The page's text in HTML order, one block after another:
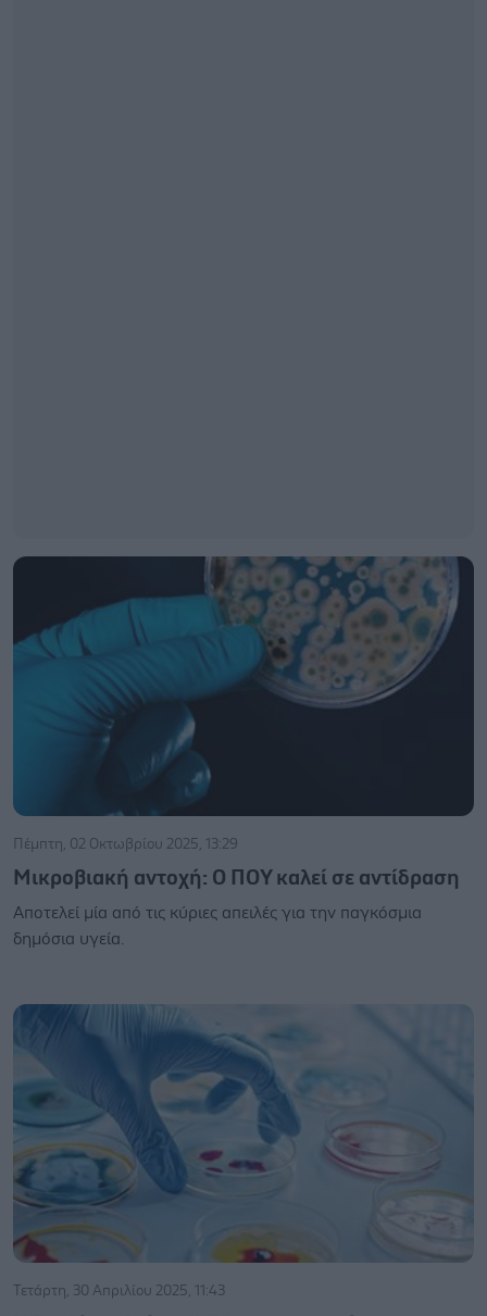
Πέμπτη, 02 Οκτωβρίου 2025, 13:29
Μικροβιακή αντοχή: Ο ΠΟΥ καλεί σε αντίδραση
Αποτελεί μία από τις κύριες απειλές για την παγκόσμια
δημόσια υγεία.
Τετάρτη, 30 Απριλίου 2025, 11:43